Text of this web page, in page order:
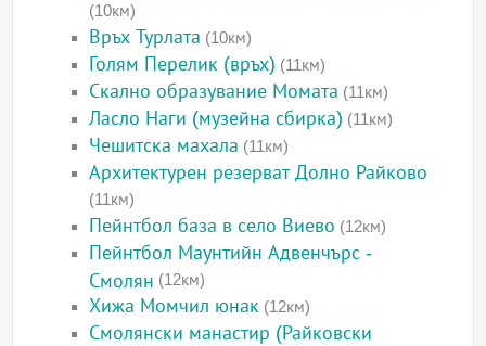
(10км)
Връх Турлата (10км)
Голям Перелик (връх) (11км)
Скално образувание Момата (11км)
Ласло Наги (музейна сбирка) (11км)
Чешитска махала (11км)
Архитектурен резерват Долно Райково
(11км)
Пейнтбол база в село Виево (12км)
Пейнтбол Маунтийн Адвенчърс -
Смолян (12км)
Хижа Момчил юнак (12км)
Смолянски манастир (Райковски